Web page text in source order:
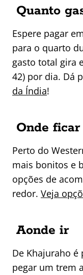
Quanto
Espere pagar
para o quarto
gasto total gira
42) por dia. Dá
da Índia!
Onde ficar
Perto do
mais bonitos e
opções de
redor. Veja
Aonde ir
De Khajuraho é
pegar um trem